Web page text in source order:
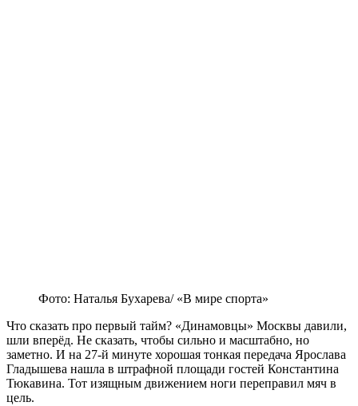
Фото: Наталья Бухарева/ «В мире спорта»
Что сказать про первый тайм? «Динамовцы» Москвы давили,
шли вперёд. Не сказать, чтобы сильно и масштабно, но
заметно. И на 27-й минуте хорошая тонкая передача Ярослава
Гладышева нашла в штрафной площади гостей Константина
Тюкавина. Тот изящным движением ноги переправил мяч в
цель.